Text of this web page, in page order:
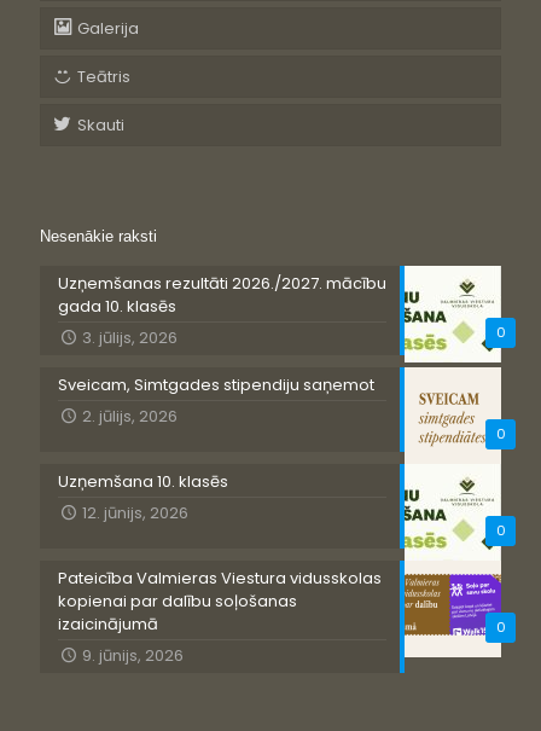
Galerija
Teātris
Skauti
Nesenākie raksti
0
Uzņemšanas rezultāti 2026./2027. mācību
gada 10. klasēs
3. jūlijs, 2026
0
Sveicam, Simtgades stipendiju saņemot
2. jūlijs, 2026
0
Uzņemšana 10. klasēs
12. jūnijs, 2026
0
Pateicība Valmieras Viestura vidusskolas
kopienai par dalību soļošanas
izaicinājumā
9. jūnijs, 2026